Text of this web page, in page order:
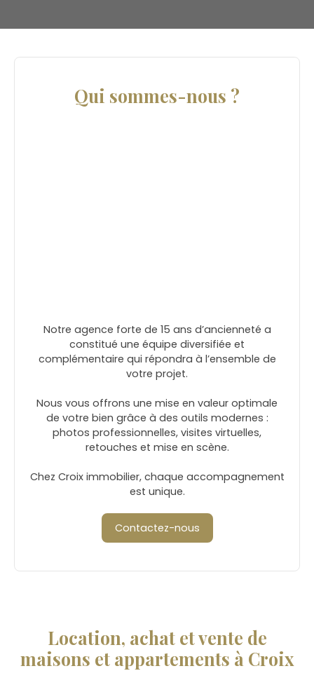
Qui sommes-nous ?
Notre agence forte de 15 ans d’ancienneté a
constitué une équipe diversifiée et
complémentaire qui répondra à l’ensemble de
votre projet.
Nous vous offrons une mise en valeur optimale
de votre bien grâce à des outils modernes :
photos professionnelles, visites virtuelles,
retouches et mise en scène.
Chez Croix immobilier, chaque accompagnement
est unique.
Contactez-nous
Location, achat et vente de
maisons et appartements à Croix